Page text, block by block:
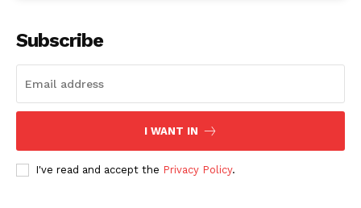
Subscribe
I WANT IN
I've read and accept the Privacy Policy.